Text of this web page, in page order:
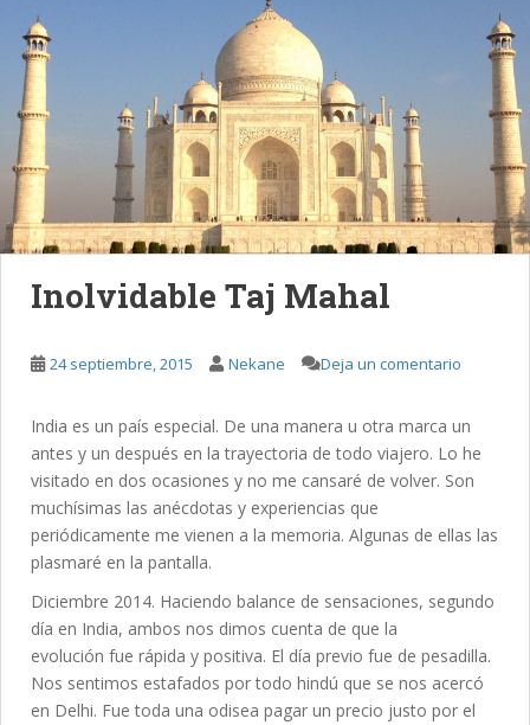
Inolvidable Taj Mahal
24 septiembre, 2015 Nekane Deja un comentario
India es un país especial. De una manera u otra marca un
antes y un después en la trayectoria de todo viajero. Lo he
visitado en dos ocasiones y no me cansaré de volver. Son
muchísimas las anécdotas y experiencias que
periódicamente me vienen a la memoria. Algunas de ellas las
plasmaré en la pantalla.
Diciembre 2014. Haciendo balance de sensaciones, segundo
día en India, ambos nos dimos cuenta de que la
evolución fue rápida y positiva. El día previo fue de pesadilla.
Nos sentimos estafados por todo hindú que se nos acercó
en Delhi. Fue toda una odisea pagar un precio justo por el